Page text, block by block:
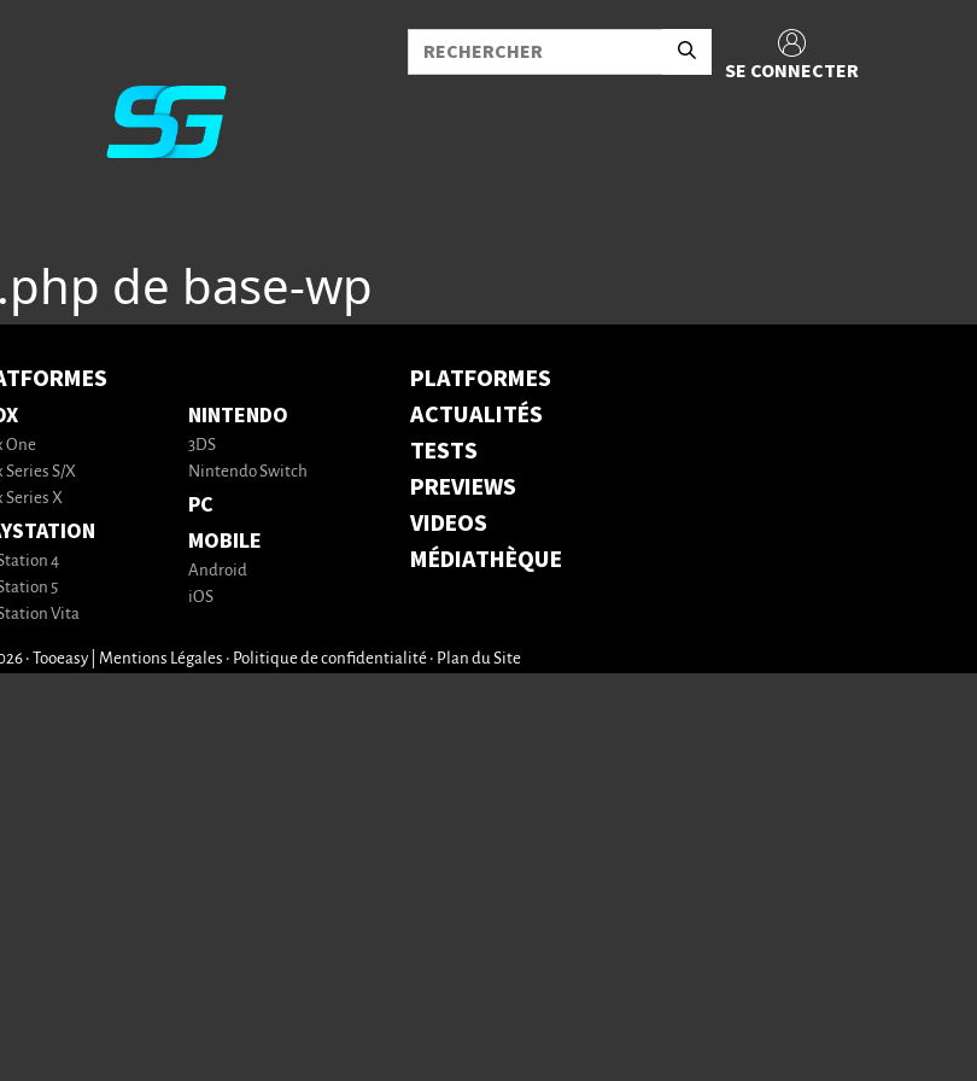
SE CONNECTER
de base-wp
One
Series S/X
Series X
4
5
Vita
NINTENDO
3DS
Nintendo Switch
PC
MOBILE
Android
iOS
PLATFORMES
ACTUALITÉS
TESTS
PREVIEWS
VIDEOS
MÉDIATHÈQUE
• Tooeasy Mentions Légales • Politique de confidentialité• Plan du Site